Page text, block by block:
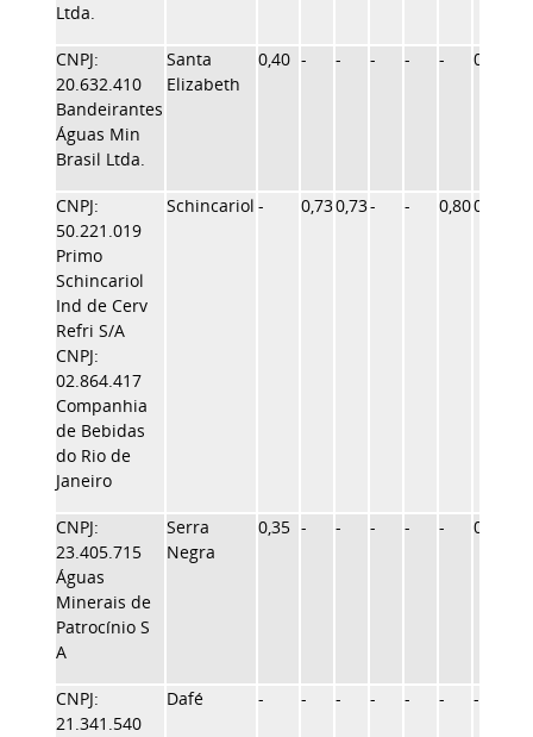
Ltda.
CNPJ:
20.632.410
Bandeirantes
Águas Min
Brasil Ltda.
Santa
Elizabeth
0,40 - - - - - 0,80
CNPJ:
50.221.019
Primo
Schincariol
Ind de Cerv
Refri S/A
CNPJ:
02.864.417
Companhia
de Bebidas
do Rio de
Janeiro
Schincariol - 0,730,73- - 0,800,80
CNPJ:
23.405.715
Águas
Minerais de
Patrocínio S
A
Serra
Negra
0,35 - - - - - 0,72
CNPJ:
21.341.540
Dafé - - - - - - -